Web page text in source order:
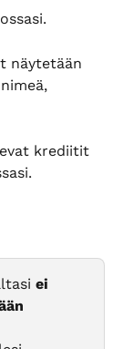
näytetään
krediitit
ei